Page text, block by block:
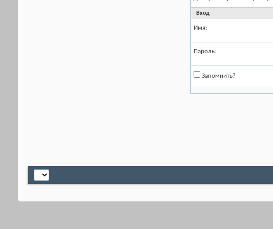
Вход
Имя:
Пароль:
Запомнить?